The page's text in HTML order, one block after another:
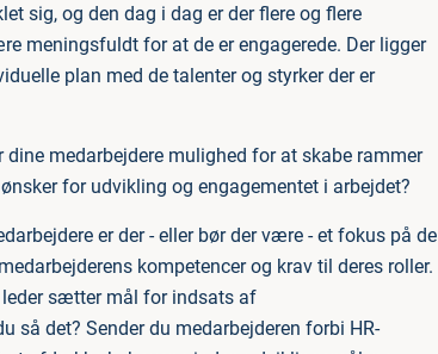
sig, og den dag i dag er der flere og flere
meningsfuldt for at de er engagerede. Der ligger
plan med de talenter og styrker der er
medarbejdere mulighed for at skabe rammer
for udvikling og engagementet i arbejdet?
er der - eller bør der være - et fokus på de
kompetencer og krav til deres roller.
leder sætter mål for indsats af
så det? Sender du medarbejderen forbi HR-